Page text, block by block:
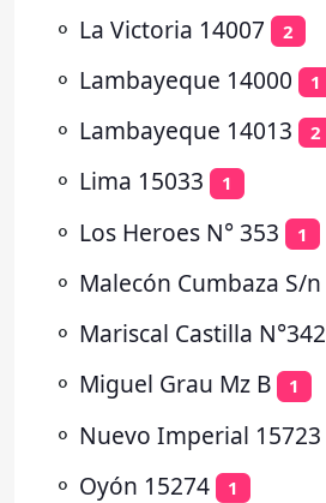
⚬ La Victoria 14007 2
⚬ Lambayeque 14000 1
⚬ Lambayeque 14013 2
⚬ Lima 15033 1
⚬ Los Heroes N° 353 1
⚬ Malecón Cumbaza S/n
⚬ Mariscal Castilla N°342
⚬ Miguel Grau Mz B 1
⚬ Nuevo Imperial 15723
⚬ Oyón 15274 1